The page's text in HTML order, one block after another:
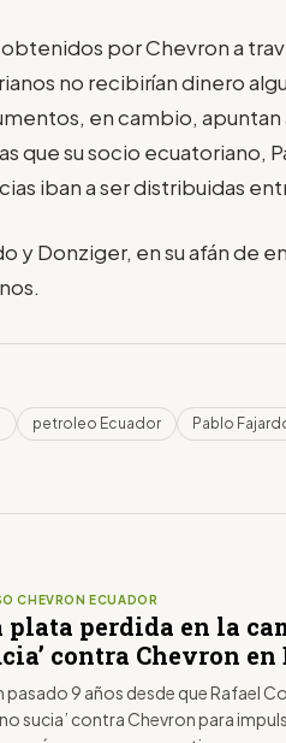
obtenidos por Chevron a
no recibirían dinero
en cambio,
que su socio ecuatoriano,
iban a ser distribuidas
y Donziger, en su afán de
petroleo Ecuador Pablo
CHEVRON ECUADOR
plata perdida en la
contra Chevron en
pasado 9 años desde que Rafael
sucia’ contra Chevron para